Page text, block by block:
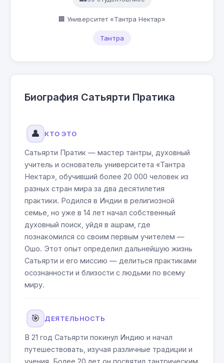
🏢 Университет «Тантра Нектар»
Тантра
Биография Сатьярти Пратика
👤 КТО ЭТО
Сатьярти Пратик — мастер тантры, духовный
учитель и основатель университета «Тантра
Нектар», обучивший более 20 000 человек из
разных стран мира за два десятилетия
практики. Родился в Индии в религиозной
семье, но уже в 14 лет начал собственный
духовный поиск, уйдя в ашрам, где
познакомился со своим первым учителем —
Ошо. Этот опыт определил дальнейшую жизнь
Сатьярти и его миссию — делиться практиками
осознанности и близости с людьми по всему
миру.
🎯 ДЕЯТЕЛЬНОСТЬ
В 21 год Сатьярти покинул Индию и начал
путешествовать, изучая различные традиции и
учения. Более 20 лет он посвятил тантрическим